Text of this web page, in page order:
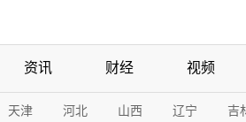
资讯 财经 视频
天津 河北 山西 辽宁 吉